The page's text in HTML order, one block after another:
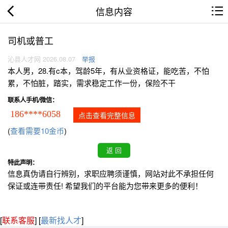
信息内容
司机或普工
沁县人才网 2026.08.07 举报
本人男，28.有c本，驾龄5年，有从业资格证，能吃苦，不怕
累，不怕脏，踏实，需求稳定工作一份，保险不干
联系人手机/微信：
186****6058 点击查看完整信息
(查看需要10金币)
特此声明：
信息真伪请自行辨别，求职应聘须谨慎，网站对此不承担任何
保证或连带责任! 希望我们的平台能为您带来更多的便利！
[联系客服] [最新找人才]